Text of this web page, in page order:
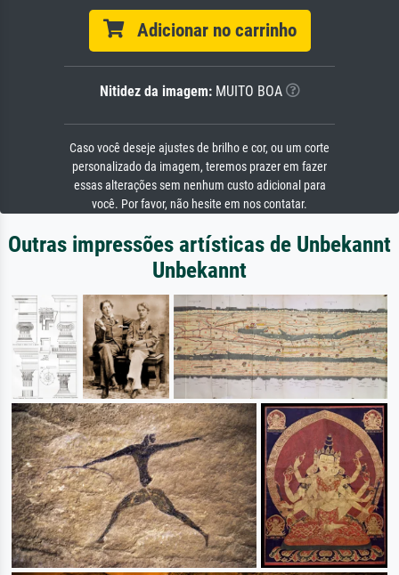
Adicionar no carrinho
Nitidez da imagem:MUITO BOA
Caso você deseje ajustes de brilho e cor, ou um corte
personalizado da imagem, teremos prazer em fazer
essas alterações sem nenhum custo adicional para
você. Por favor, não hesite em nos contatar.
Outras impressões artísticas de Unbekannt
Unbekannt